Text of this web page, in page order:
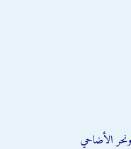
الأضاحي